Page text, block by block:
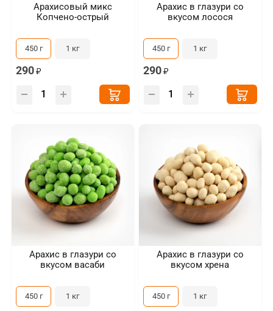
Арахисовый микс
Копчено-острый
450 г 1 кг
290
Арахис в глазури со
вкусом лосося
450 г 1 кг
290
Арахис в глазури со
вкусом васаби
450 г 1 кг
Арахис в глазури со
вкусом хрена
450 г 1 кг